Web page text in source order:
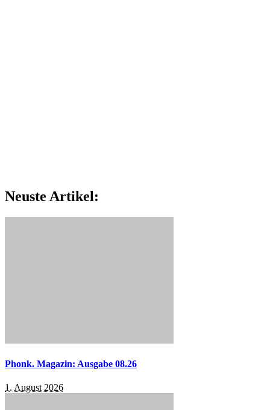
Neuste Artikel:
Phonk. Magazin: Ausgabe 08.26
1. August 2026